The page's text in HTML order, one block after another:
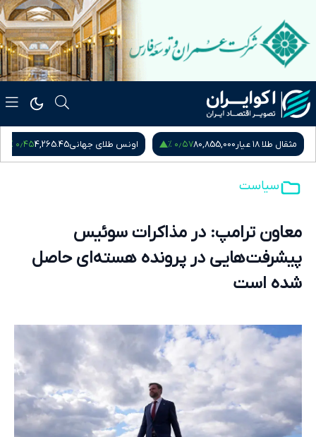
مثقال طلا ۱۸ عیار 80,855,000۰٫۵۷ % اونس طلای جهانی4,265.45۰٫۴۵ %
سیاست
معاون ترامپ: در مذاکرات سوئیس
پیشرفت‌هایی در پرونده هسته‌ای حاصل
شده است